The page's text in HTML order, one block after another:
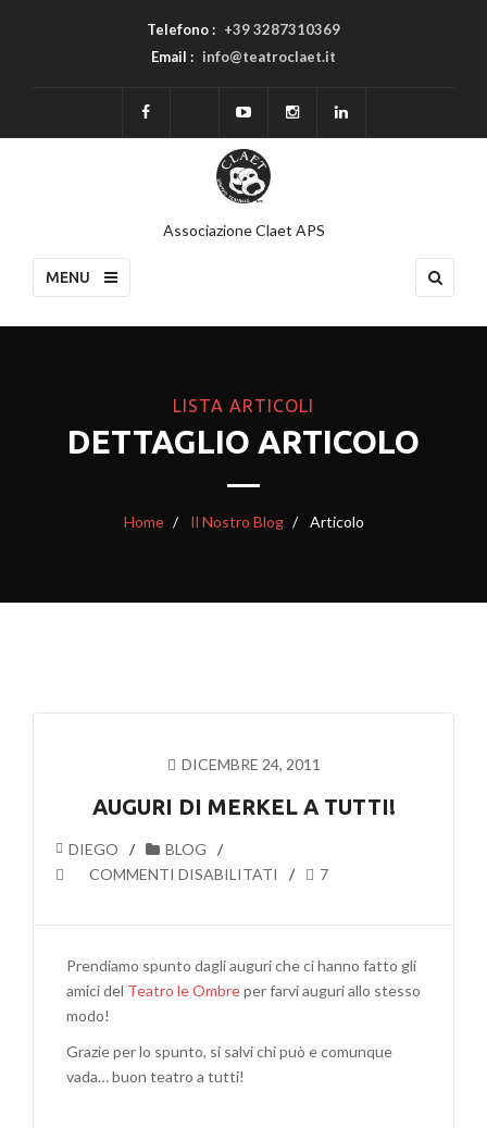
Telefono : +39 3287310369
Email : info@teatroclaet.it
Associazione Claet APS
MENU
LISTA ARTICOLI
DETTAGLIO ARTICOLO
Home Il Nostro Blog Articolo
DICEMBRE 24, 2011
AUGURI DI MERKEL A TUTTI!
DIEGO
BLOG
COMMENTI DISABILITATI
SU
DI
A
TUTTI!
7
Prendiamo spunto dagli auguri che ci hanno fatto gli
amici del Teatro le Ombreper farvi auguri allo stesso
modo!
Grazie per lo spunto, si salvi chi può e comunque
vada… buon teatro a tutti!